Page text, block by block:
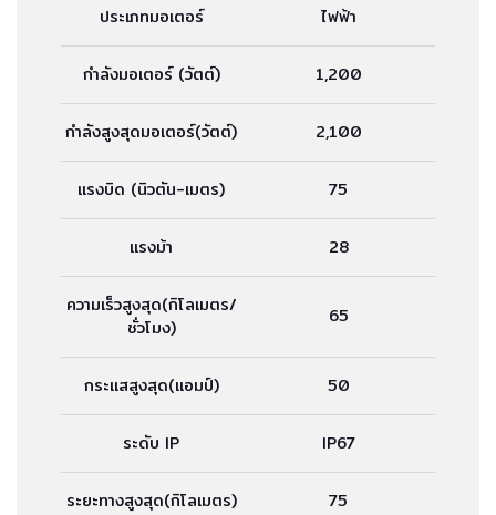
ประเภทมอเตอร์ ไฟฟ้า
กำลังมอเตอร์ (วัตต์) 1,200
กำลังสูงสุดมอเตอร์(วัตต์) 2,100
แรงบิด (นิวตัน-เมตร) 75
แรงม้า 28
ความเร็วสูงสุด(กิโลเมตร/
ชั่วโมง)
65
กระแสสูงสุด(แอมป์) 50
ระดับ IP IP67
ระยะทางสูงสุด(กิโลเมตร) 75